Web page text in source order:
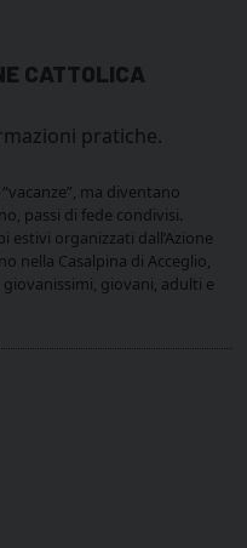
CATTOLICA
pratiche.
ma diventano
passi di fede condivisi.
estivi organizzati dall’Azione
nella Casalpina di Acceglio,
giovani, adulti e